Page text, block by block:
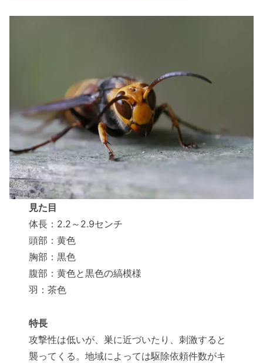
見た目
体長：2.2～2.9センチ
頭部：黄色
胸部：黒色
腹部：黄色と黒色の縞模様
羽：茶色
特長
攻撃性は低いが、巣に近づいたり、刺激すると
襲ってくる。地域によっては駆除依頼件数がキ